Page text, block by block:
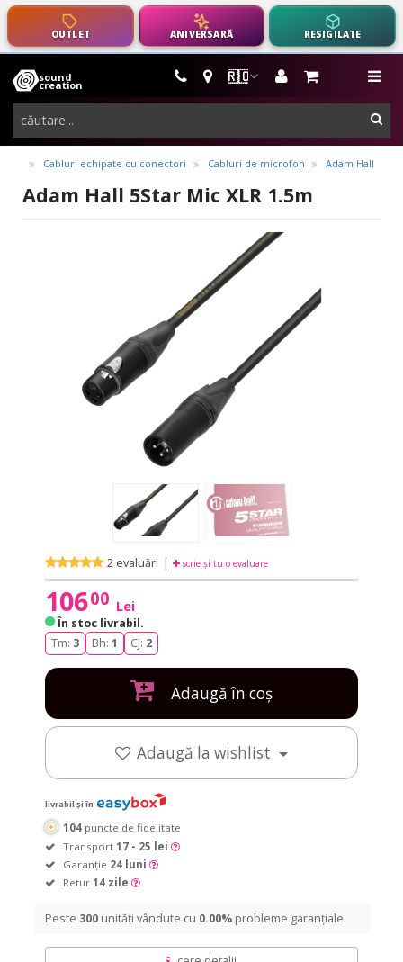
OUTLET ANIVERSARĂ RESIGILATE
🇷🇴
sound
creation
instrumente
muzicale,
echipamente
pro-
audio
Cabluri echipate cu conectori Cabluri de microfon Adam Hall
Adam Hall 5Star Mic XLR 1.5m
2 evaluări | scrie și tu o evaluare
10600 Lei
În stoc livrabil.
Tm: 3 Bh: 1 Cj: 2
Adaugă în coș
Adaugă la wishlist
livrabil și în
104 puncte de fidelitate
Transport 17 - 25 lei
Garanție 24 luni
Retur 14 zile
Peste 300 unități vândute cu 0.00% probleme garanțiale.